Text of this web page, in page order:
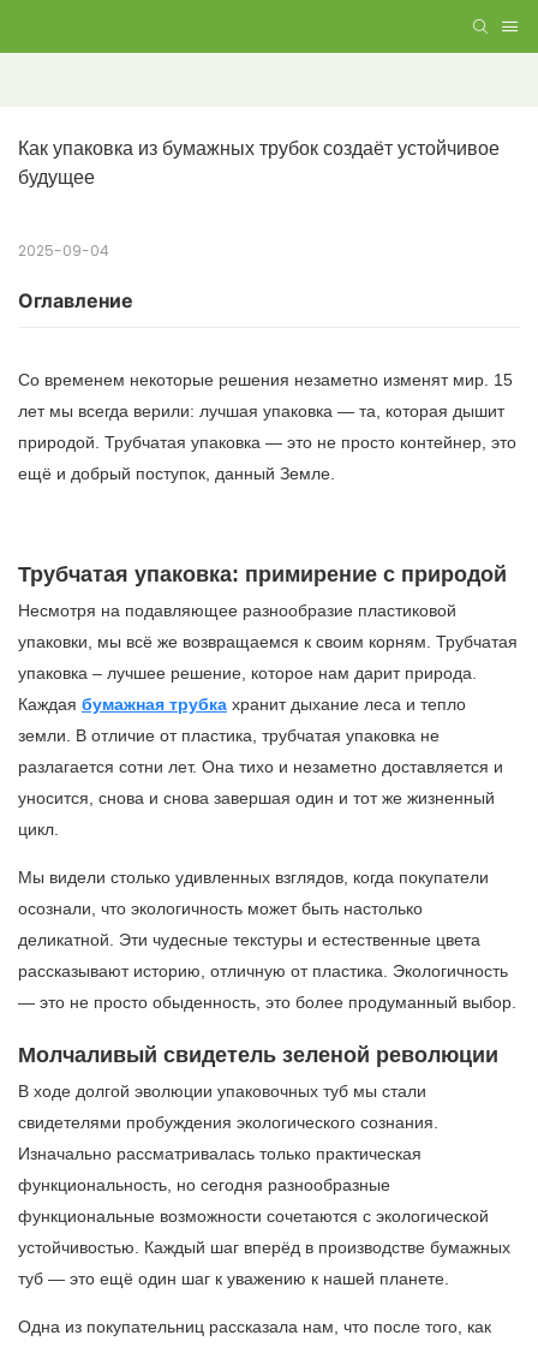
Как упаковка из бумажных трубок создаёт устойчивое
будущее
2025-09-04
Оглавление
Со временем некоторые решения незаметно изменят мир. 15
лет мы всегда верили: лучшая упаковка — та, которая дышит
природой. Трубчатая упаковка — это не просто контейнер, это
ещё и добрый поступок, данный Земле.
Трубчатая упаковка: примирение с природой
Несмотря на подавляющее разнообразие пластиковой
упаковки, мы всё же возвращаемся к своим корням. Трубчатая
упаковка – лучшее решение, которое нам дарит природа.
Каждая бумажная трубка хранит дыхание леса и тепло
земли. В отличие от пластика, трубчатая упаковка не
разлагается сотни лет. Она тихо и незаметно доставляется и
уносится, снова и снова завершая один и тот же жизненный
цикл.
Мы видели столько удивленных взглядов, когда покупатели
осознали, что экологичность может быть настолько
деликатной. Эти чудесные текстуры и естественные цвета
рассказывают историю, отличную от пластика. Экологичность
— это не просто обыденность, это более продуманный выбор.
Молчаливый свидетель зеленой революции
В ходе долгой эволюции упаковочных туб мы стали
свидетелями пробуждения экологического сознания.
Изначально рассматривалась только практическая
функциональность, но сегодня разнообразные
функциональные возможности сочетаются с экологической
устойчивостью. Каждый шаг вперёд в производстве бумажных
туб — это ещё один шаг к уважению к нашей планете.
Одна из покупательниц рассказала нам, что после того, как